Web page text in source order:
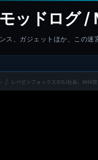
ッドログ /
ス、ガジェットほか、この迷
レペゼンフォックスのDJ社長、NHK